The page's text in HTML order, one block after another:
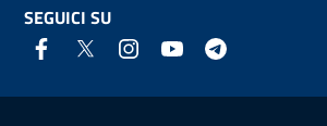
SEGUICI SU
Link e informazioni utili